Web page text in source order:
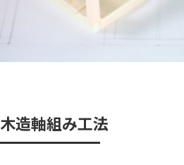
木造軸組み工法